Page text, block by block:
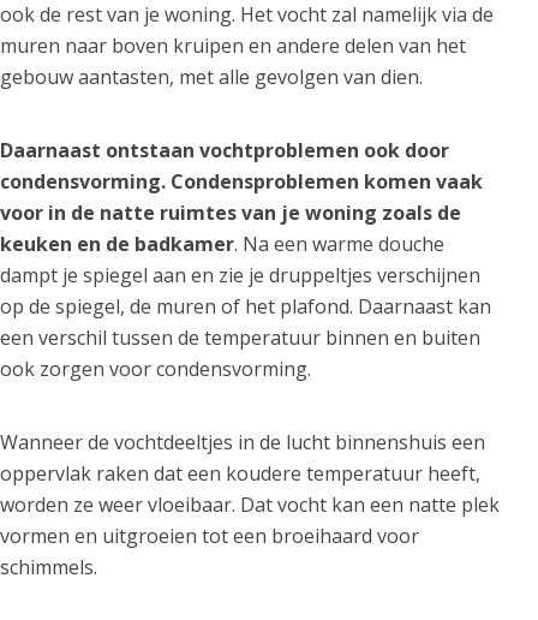
ook de rest van je woning. Het vocht zal namelijk via de
muren naar boven kruipen en andere delen van het
gebouw aantasten, met alle gevolgen van dien.
Daarnaast ontstaan vochtproblemen ook door
condensvorming. Condensproblemen komen vaak
voor in de natte ruimtes van je woning zoals de
keuken en de badkamer. Na een warme douche
dampt je spiegel aan en zie je druppeltjes verschijnen
op de spiegel, de muren of het plafond. Daarnaast kan
een verschil tussen de temperatuur binnen en buiten
ook zorgen voor condensvorming.
Wanneer de vochtdeeltjes in de lucht binnenshuis een
oppervlak raken dat een koudere temperatuur heeft,
worden ze weer vloeibaar. Dat vocht kan een natte plek
vormen en uitgroeien tot een broeihaard voor
schimmels.